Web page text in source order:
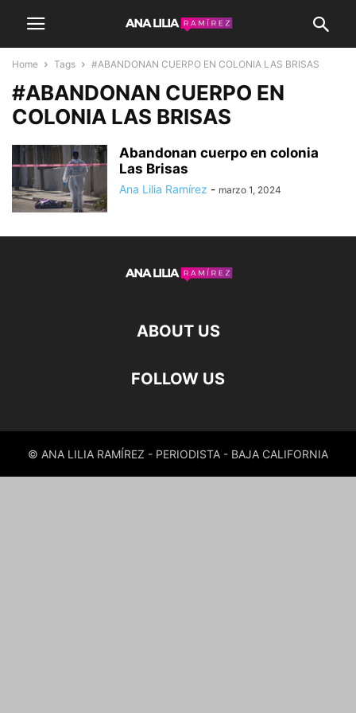
Home Tags #ABANDONAN CUERPO EN COLONIA LAS BRISAS
#ABANDONAN CUERPO EN
COLONIA LAS BRISAS
Abandonan cuerpo en colonia
Las Brisas
Ana Lilia Ramírez - marzo 1, 2024
ABOUT US
FOLLOW US
© ANA LILIA RAMÍREZ - PERIODISTA - BAJA CALIFORNIA